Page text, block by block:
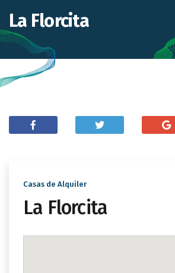
La Florcita
Casas de Alquiler
La Florcita